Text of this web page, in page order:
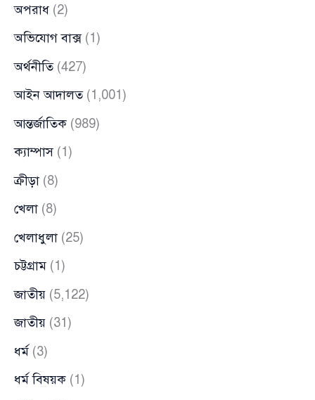
ফখরুল
অপরাধ (2)
অভিযোগ বাক্স(1)
অর্থনীতি(427)
আইন আদালত(1,001)
আন্তর্জাতিক (989)
ক্যাম্পাস(1)
ক্রীড়া (8)
খেলা (8)
খেলাধুলা (25)
চট্টগ্রাম (1)
জাতীয় (5,122)
জাতীয় (31)
ধর্ম (3)
ধর্ম বিষয়ক (1)